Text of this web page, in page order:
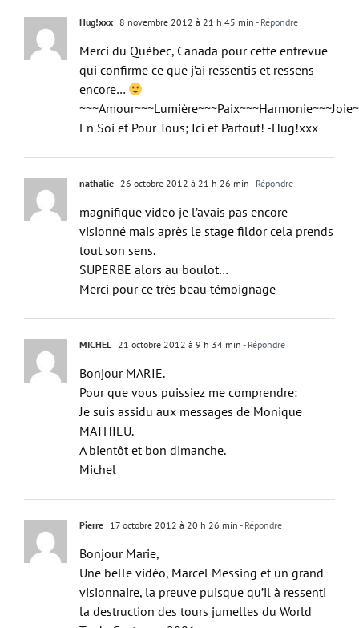
Hug!xxx 8 novembre 2012 à 21 h 45 min - Répondre
Merci du Québec, Canada pour cette entrevue
qui confirme ce que j’ai ressentis et ressens
encore…
En Soi et Pour Tous; Ici et Partout! -Hug!xxx
nathalie 26 octobre 2012 à 21 h 26 min - Répondre
magnifique video je l’avais pas encore
visionné mais après le stage fildor cela prends
tout son sens.
SUPERBE alors au boulot…
Merci pour ce très beau témoignage
MICHEL 21 octobre 2012 à 9 h 34 min - Répondre
Bonjour MARIE.
Pour que vous puissiez me comprendre:
Je suis assidu aux messages de Monique
MATHIEU.
A bientôt et bon dimanche.
Michel
Pierre 17 octobre 2012 à 20 h 26 min - Répondre
Bonjour Marie,
Une belle vidéo, Marcel Messing et un grand
visionnaire, la preuve puisque qu’il à ressenti
la destruction des tours jumelles du World